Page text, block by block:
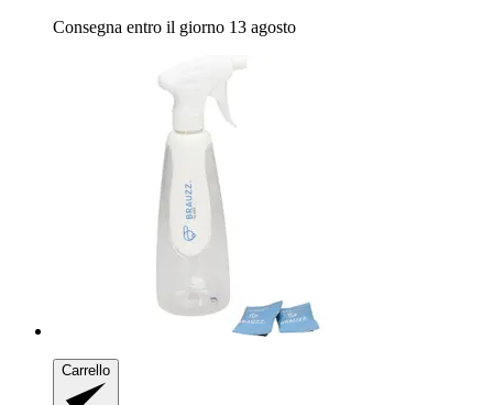
Consegna entro il giorno 13 agosto
Carrello